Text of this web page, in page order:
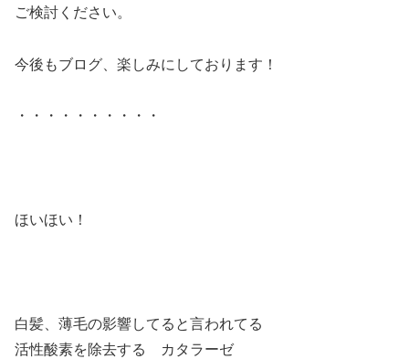
ご検討ください。
今後もブログ、楽しみにしております！
・・・・・・・・・・
ほいほい！
白髪、薄毛の影響してると言われてる
活性酸素を除去する カタラーゼ